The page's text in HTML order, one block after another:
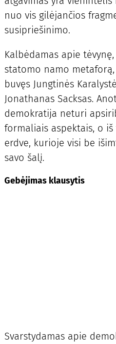
nuo vis gilėjančios
susipriešinimo.
Kalbėdamas apie
statomo namo
buvęs Jungtinės
Jonathanas Sacksas.
demokratija neturi
formaliais aspektais, o
erdve, kurioje visi be
savo šalį.
Gebėjimas klausytis
Svarstydamas apie